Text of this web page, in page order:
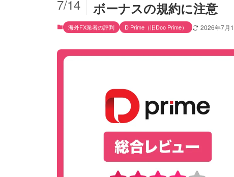
ボーナスの規約に注意
7/14
海外FX業者の評判 D Prime（旧Doo Prime） 2026年7月